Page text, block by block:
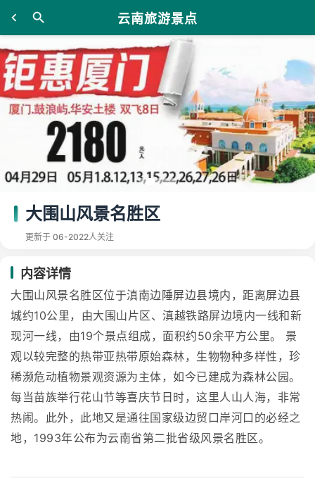
云南旅游景点
大围山风景名胜区
更新于 06-2022人关注
内容详情
大围山风景名胜区位于滇南边陲屏边县境内，距离屏边县
城约10公里，由大围山片区、滇越铁路屏边境内一线和新
现河一线，由19个景点组成，面积约50余平方公里。 景
观以较完整的热带亚热带原始森林，生物物种多样性，珍
稀濒危动植物景观资源为主体，如今已建成为森林公园。
每当苗族举行花山节等喜庆节日时，这里人山人海，非常
热闹。此外，此地又是通往国家级边贸口岸河口的必经之
地，1993年公布为云南省第二批省级风景名胜区。